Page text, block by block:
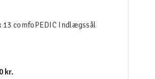
13 comfoPEDIC Indlægssål
kr.